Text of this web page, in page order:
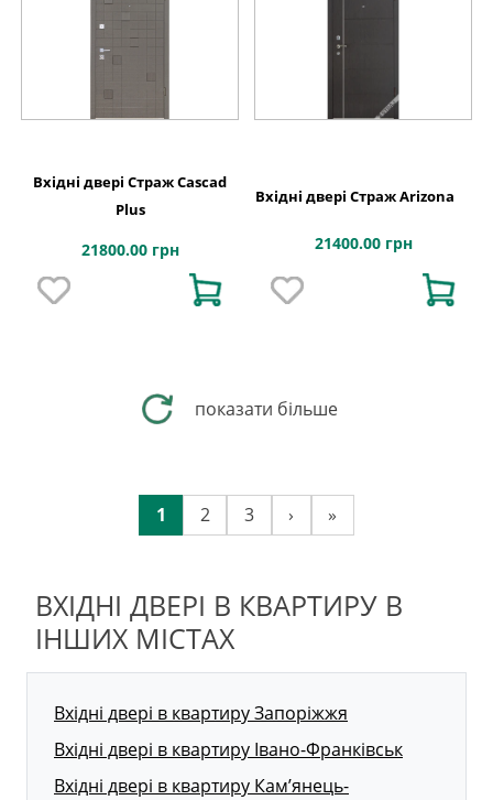
Вхідні двері Страж Cascad
Plus
21800.00 грн
Вхідні двері Страж Arizona
21400.00 грн
показати більше
1 2 3 › »
ВХІДНІ ДВЕРІ В КВАРТИРУ В
ІНШИХ МІСТАХ
Вхідні двері в квартиру Запоріжжя
Вхідні двері в квартиру Івано-Франківськ
Вхідні двері в квартиру Кам’янець-